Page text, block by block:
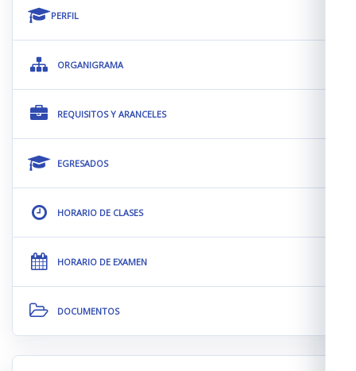
PERFIL
ORGANIGRAMA
REQUISITOS Y ARANCELES
EGRESADOS
HORARIO DE CLASES
HORARIO DE EXAMEN
DOCUMENTOS